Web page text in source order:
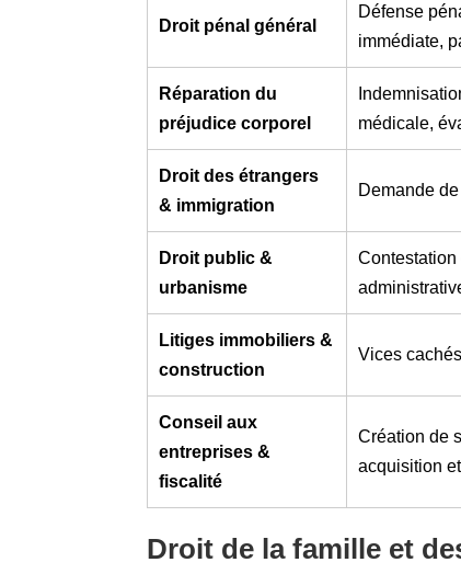
Droit pénal général
Défense
immédiate,
Réparation du
préjudice corporel
médicale,
Droit des étrangers
& immigration
Demande
Droit public &
urbanisme
Litiges immobiliers &
construction
Vices
Conseil aux
entreprises &
fiscalité
Création de
acquisition
Droit de la famille et